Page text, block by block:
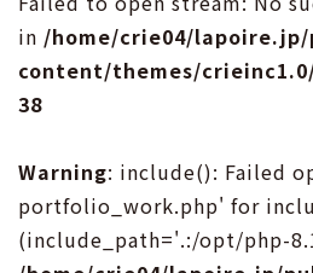
in /home/crie04/
content/themes/
38
Warning: include(): Failed
portfolio_work.php' for
(include_path='.:/opt/php-